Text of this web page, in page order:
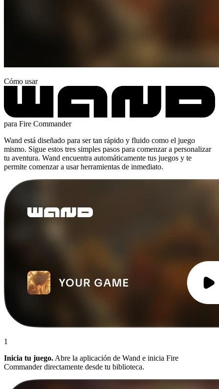
Cómo usar
para Fire Commander
Wand está diseñado para ser tan rápido y fluido como el juego
mismo. Sigue estos tres simples pasos para comenzar a personalizar
tu aventura. Wand encuentra automáticamente tus juegos y te
permite comenzar a usar herramientas de inmediato.
1
Inicia tu juego. Abre la aplicación de Wand e inicia Fire
Commander directamente desde tu biblioteca.